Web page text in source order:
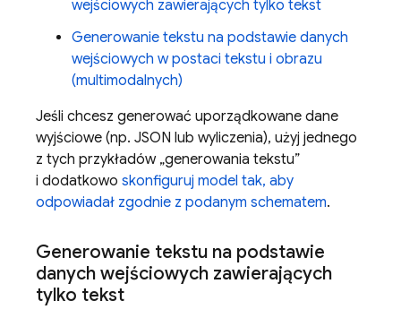
wejściowych zawierających tylko tekst
Generowanie tekstu na podstawie danych
wejściowych w postaci tekstu i obrazu
(multimodalnych)
Jeśli chcesz generować uporządkowane dane
wyjściowe (np. JSON lub wyliczenia), użyj jednego
z tych przykładów „generowania tekstu”
i dodatkowo skonfiguruj model tak, aby
odpowiadał zgodnie z podanym schematem.
Generowanie tekstu na podstawie
danych wejściowych zawierających
tylko tekst